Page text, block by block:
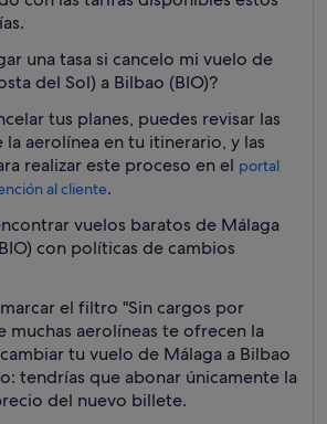
una tasa si cancelo mi vuelo de
del Sol) a Bilbao (BIO)?
tus planes, puedes revisar las
aerolínea en tu itinerario, y las
realizar este proceso en el portal
al cliente.
vuelos baratos de Málaga
con políticas de cambios
el filtro "Sin cargos por
muchas aerolíneas te ofrecen la
tu vuelo de Málaga a Bilbao
tendrías que abonar únicamente la
del nuevo billete.